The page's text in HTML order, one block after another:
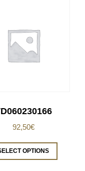
92,50€
OPTIONS